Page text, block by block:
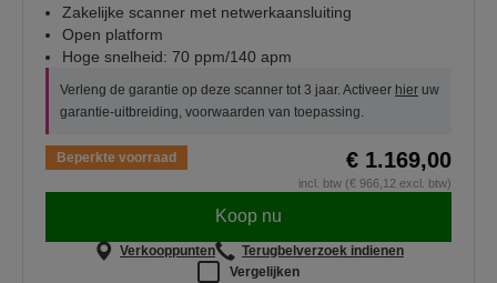
Zakelijke scanner met netwerkaansluiting
Open platform
Hoge snelheid: 70 ppm/140 apm
Verleng de garantie op deze scanner tot 3 jaar. Activeer hier uw
garantie-uitbreiding, voorwaarden van toepassing.
Beperkte voorraad € 1.169,00
incl. btw (€ 966,12 excl. btw)
Koop nu
Verkooppunten
Terugbelverzoek indienen
Vergelijken